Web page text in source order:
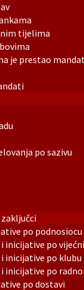
tijelima
je prestao
po sazivu
po podnosiocu
inicijative po
inicijative po klubu
inicijative po
po dostavi